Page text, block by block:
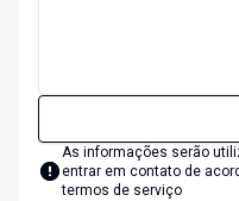
As informações serão
entrar em contato de
termos de serviço